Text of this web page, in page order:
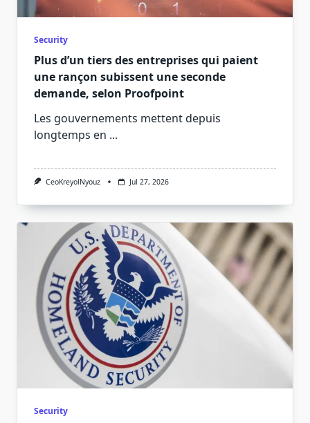
Security
Plus d’un tiers des entreprises qui paient
une rançon subissent une seconde
demande, selon Proofpoint
Les gouvernements mettent depuis
longtemps en ...
CeoKreyolNyouz Jul 27, 2026
Security